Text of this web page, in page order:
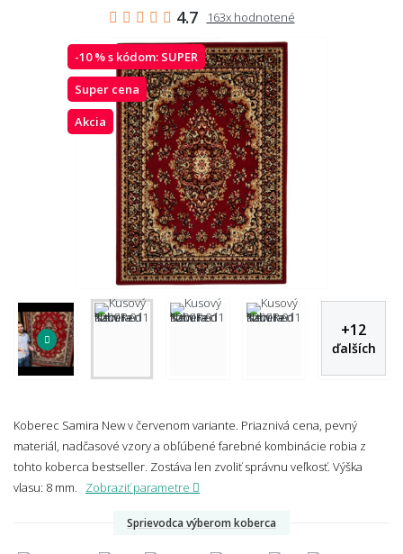
4.7 163x hodnotené
-10 % s kódom: SUPER
Super cena
Akcia
+12
ďalších
Koberec Samira New v červenom variante. Priaznivá cena, pevný
materiál, nadčasové vzory a obľúbené farebné kombinácie robia z
tohto koberca bestseller. Zostáva len zvoliť správnu veľkosť. Výška
vlasu: 8 mm.
Zobraziť parametre
Sprievodca výberom koberca